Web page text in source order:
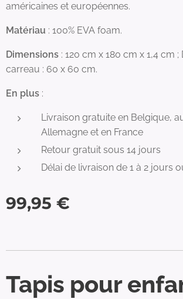
américaines et européennes.
Matériau : 100% EVA foam.
Dimensions : 120 cm x 180 cm x 1,4 cm
carreau : 60 x 60 cm.
En plus :
Livraison gratuite en Belgique,
Allemagne et en France
Retour gratuit sous 14 jours
Délai de livraison de 1 à 2 jours
99,95 €
Tapis pour